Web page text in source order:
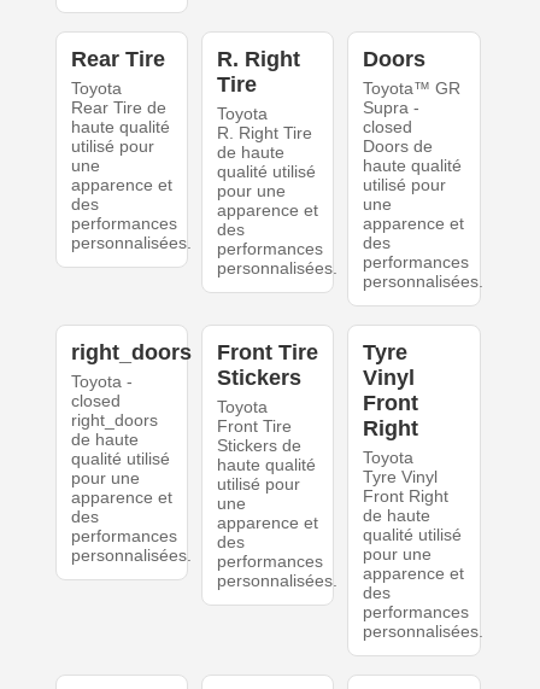
Rear Tire
Toyota
Rear Tire de
haute qualité
utilisé pour
une
apparence et
des
performances
personnalisées.
R. Right
Tire
Toyota
R. Right Tire
de haute
qualité utilisé
pour une
apparence et
des
performances
personnalisées.
Doors
Toyota™ GR
Supra -
closed
Doors de
haute qualité
utilisé pour
une
apparence et
des
performances
personnalisées.
right_doors
Toyota -
closed
right_doors
de haute
qualité utilisé
pour une
apparence et
des
performances
personnalisées.
Front Tire
Stickers
Toyota
Front Tire
Stickers de
haute qualité
utilisé pour
une
apparence et
des
performances
personnalisées.
Tyre
Vinyl
Front
Right
Toyota
Tyre Vinyl
Front Right
de haute
qualité utilisé
pour une
apparence et
des
performances
personnalisées.